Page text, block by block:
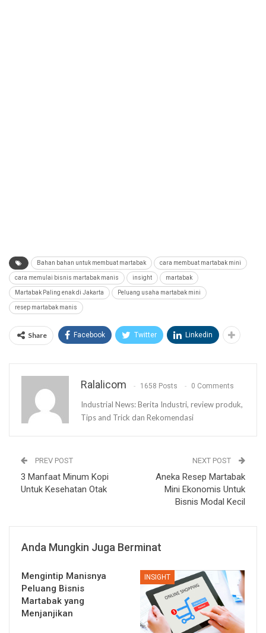
Bahan bahan untuk membuat martabak cara membuat martabak mini
cara memulai bisnis martabak manis insight martabak
Martabak Paling enak di Jakarta Peluang usaha martabak mini
resep martabak manis
Share Facebook Twitter Linkedin
Ralalicom 1658 Posts 0 Comments
Industrial News: Berita Industri, review produk,
Tips and Trick dan Rekomendasi
PREV POST
3 Manfaat Minum Kopi
Untuk Kesehatan Otak
NEXT POST
Aneka Resep Martabak
Mini Ekonomis Untuk
Bisnis Modal Kecil
Anda Mungkin Juga Berminat
Mengintip Manisnya
Peluang Bisnis
Martabak yang
Menjanjikan
INSIGHT